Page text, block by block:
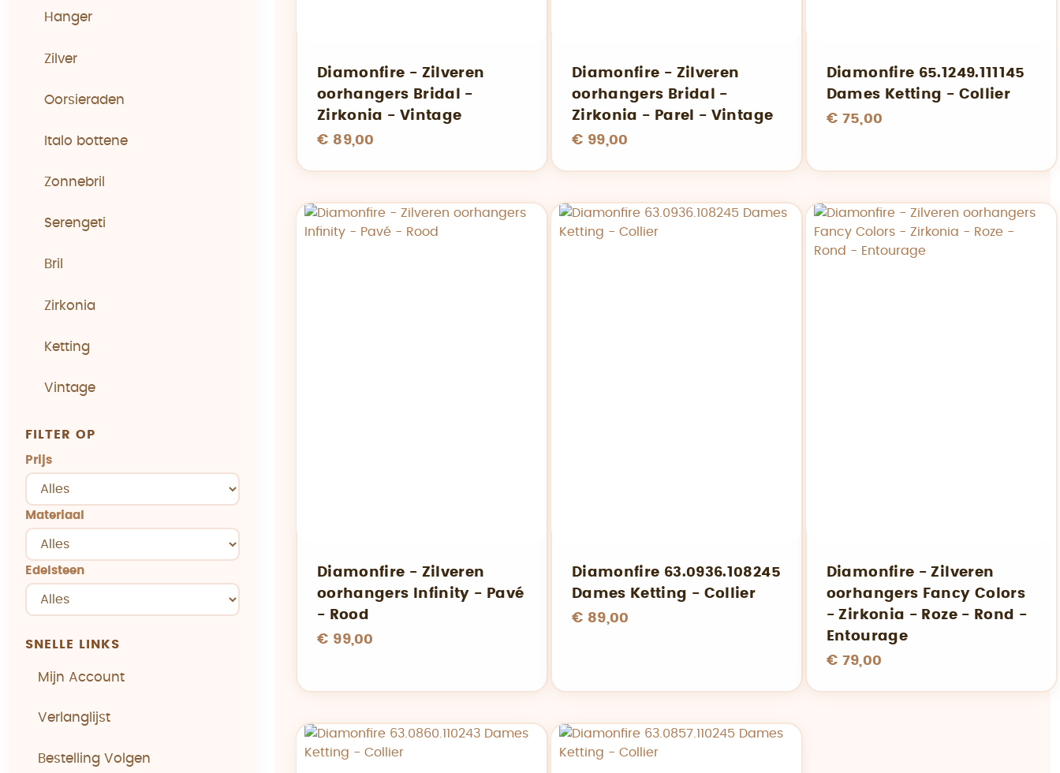
Hanger
Zilver
Oorsieraden
Italo bottene
Zonnebril
Serengeti
Bril
Zirkonia
Ketting
Vintage
FILTER OP
Prijs
Materiaal
Edelsteen
SNELLE LINKS
Mijn Account
Verlanglijst
Bestelling Volgen
Diamonfire - Zilveren
oorhangers Bridal -
Zirkonia - Vintage
€ 89,00
Diamonfire - Zilveren
oorhangers Bridal -
Zirkonia - Parel - Vintage
€ 99,00
Diamonfire 65.1249.111145
Dames Ketting - Collier
€ 75,00
Diamonfire - Zilveren
oorhangers Infinity - Pavé
- Rood
€ 99,00
Diamonfire 63.0936.108245
Dames Ketting - Collier
€ 89,00
Diamonfire - Zilveren
oorhangers Fancy Colors
- Zirkonia - Roze - Rond -
Entourage
€ 79,00